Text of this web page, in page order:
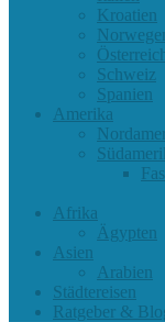
Kroatien
Schweiz
Spanien
Amerika
Afrika
Ägypten
Asien
Arabien
Städtereisen
Ratgeber &